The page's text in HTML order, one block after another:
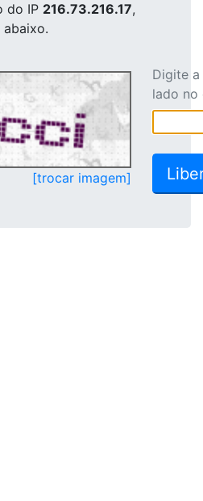
do IP 216.73.216.17,
[trocar imagem]
Digite
lado no